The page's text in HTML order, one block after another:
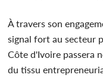
À travers son
signal fort au secteur
Côte d'Ivoire passera
du tissu